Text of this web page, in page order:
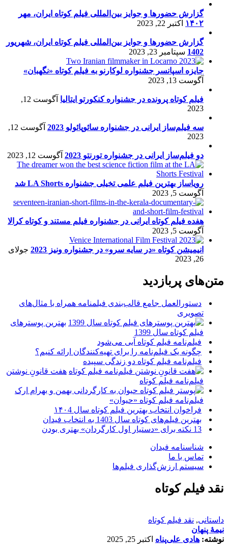
گزارش حضورها و جوایز بین‌المللی فیلم کوتاه ایران، مهر
۱۴۰۲ اکتبر 22, 2023
گزارش حضورها و جوایز بین‌المللی فیلم کوتاه ایران، شهریور
1402 سپتامبر 23, 2023
جایزه اسپانسر جشنواره لوکارنو به فیلم کوتاه «نگهبان»
آگوست 13, 2023
فیلم کوتاه پرونده در جشنواره کنکورتو ایتالیا
آگوست 12,
2023
سه فیلم‌ساز ایرانی در جشنواره سائوپائولو 2023
آگوست 12,
2023
دو فیلم‌ساز ایرانی در جشنواره تورنتو 2023 آگوست 12, 2023
رویاساز بهترین فیلم علمی تخیلی جشنواره LA Shorts شد
آگوست 5, 2023
هفده فیلم کوتاه ایرانی در جشنواره فیلم مستند و کوتاه کرالا
آگوست 5, 2023
انیمیشن کوتاه «در سایه سرو» در جشنواره ونیز 2023
جولای
26, 2023
متن‌های پربازدید
دستورالعمل جامع قالب‌بندی فیلمنامه همراه با مثال‌های
تصویری
بهترین پوسترهای
فیلم کوتاه سال 1399
فیلم‌نامه فیلم کوتاه آبی می‌شود
چگونه یک فیلم‌نامه را برای تهیه‌کنندگان ارائه کنیم؟
فیلم‌نامه فیلم کوتاه دو زندگی سپیده
هفت قانونِ نوشتن
فیلم‌نامه فیلم کوتاه
فیلم‌نامه فیلم کوتاه «حیوان»
فراخوان انتخاب بهترین فیلم کوتاه سال ۱۴۰4
بهترین فیلم‌های کوتاه سال 1403 به انتخاب فیدان
13 نکته برای «دستیار اول کارگردان» بهتری بودن
شناسنامه فیدان
تماس با ما
سیستم ارزش‌گذاری فیلم‌ها
نقد فیلم کوتاه
داستانی, نقد فیلم کوتاه
نیمۀ پنهان
نوشته: هادی علی‌پناه اکتبر 25, 2025